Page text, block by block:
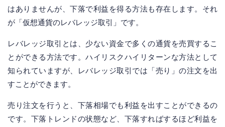
はありませんが、下落で利益を得る方法も存在します。それ
が「仮想通貨のレバレッジ取引」です。
レバレッジ取引とは、少ない資金で多くの通貨を売買するこ
とができる方法です。ハイリスクハイリターンな方法として
知られていますが、レバレッジ取引では「売り」の注文を出
すことができます。
売り注文を行うと、下落相場でも利益を出すことができるの
です。下落トレンドの状態など、下落すればするほど利益を